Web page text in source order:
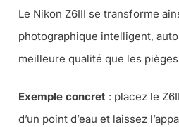
Le Nikon Z6III se transforme
photographique intelligent,
meilleure qualité que les
Exemple concret : placez le
d’un point d’eau et laissez